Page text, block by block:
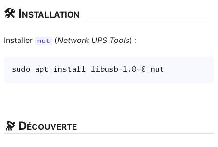
🛠️ Installation
Installer nut (Network UPS Tools) :
sudo apt install libusb-1.0-0
🔭 Découverte